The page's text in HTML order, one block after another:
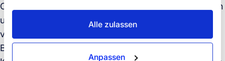
Alle zulassen
Anpassen
CMA CGM Notfallzuschläge für die Hochsaison durch
und rufen Force-Majeure-Klauseln aufgrund der
verlängerten Routen in Kraft. Die Krise verstärkt
Bedenken hinsichtlich Ausrüstungs- und